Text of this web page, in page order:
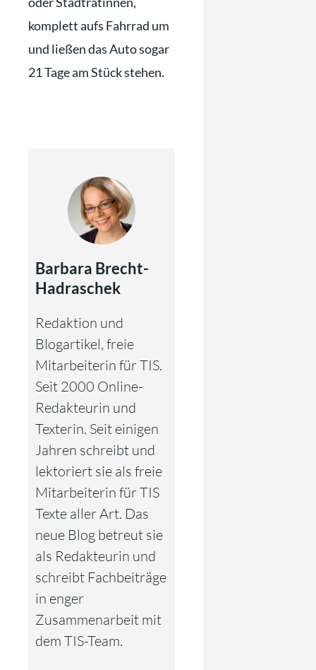
komplett aufs Fahrrad um
und ließen das Auto sogar
21 Tage am Stück stehen.
Barbara Brecht-
Hadraschek
Redaktion und
Blogartikel, freie
Mitarbeiterin für TIS.
Seit 2000 Online-
Redakteurin und
Texterin. Seit einigen
Jahren schreibt und
lektoriert sie als freie
Mitarbeiterin für TIS
Texte aller Art. Das
neue Blog betreut sie
als Redakteurin und
schreibt Fachbeiträge
in enger
Zusammenarbeit mit
dem TIS-Team.